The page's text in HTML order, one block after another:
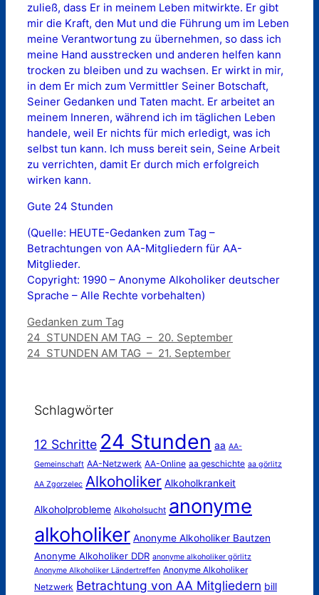
zuließ, dass Er in meinem Leben mitwirkte. Er gibt
mir die Kraft, den Mut und die Führung um im Leben
meine Verantwortung zu übernehmen, so dass ich
meine Hand ausstrecken und anderen helfen kann
trocken zu bleiben und zu wachsen. Er wirkt in mir,
in dem Er mich zum Vermittler Seiner Botschaft,
Seiner Gedanken und Taten macht. Er arbeitet an
meinem Inneren, während ich im täglichen Leben
handele, weil Er nichts für mich erledigt, was ich
selbst tun kann. Ich muss bereit sein, Seine Arbeit
zu verrichten, damit Er durch mich erfolgreich
wirken kann.
Gute 24 Stunden
(Quelle: HEUTE-Gedanken zum Tag –
Betrachtungen von AA-Mitgliedern für AA-
Mitglieder.
Copyright: 1990 – Anonyme Alkoholiker deutscher
Sprache – Alle Rechte vorbehalten)
Kategorien
Gedanken zum Tag
24 STUNDEN AM TAG – 20. September
24 STUNDEN AM TAG – 21. September
Schlagwörter
12 Schritte 24 Stunden aa AA-
Gemeinschaft AA-Netzwerk AA-Online aa geschichte aa görlitz
AA Zgorzelec Alkoholiker Alkoholkrankeit
Alkoholprobleme Alkoholsucht anonyme
alkoholiker Anonyme Alkoholiker Bautzen
Anonyme Alkoholiker DDR anonyme alkoholiker görlitz
Anonyme Alkoholiker Ländertreffen Anonyme Alkoholiker
Netzwerk Betrachtung von AA Mitgliedern bill